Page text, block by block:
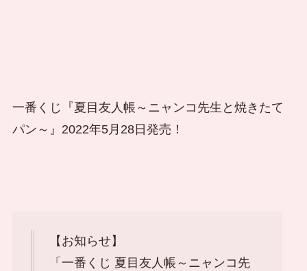
一番くじ『夏目友人帳～ニャンコ先生と焼きたて
パン～』2022年5月28日発売！
【お知らせ】
「一番くじ 夏目友人帳～ニャンコ先